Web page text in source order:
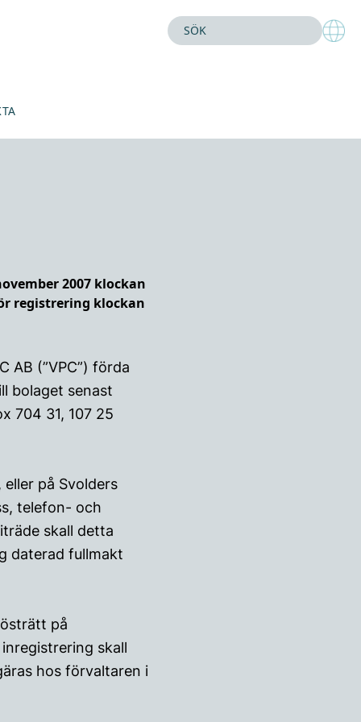
2007 klockan
registrering klockan
AB (”VPC”) förda
bolaget senast
704 31, 107 25
på Svolders
telefon- och
skall detta
daterad fullmakt
på
skall
hos förvaltaren i